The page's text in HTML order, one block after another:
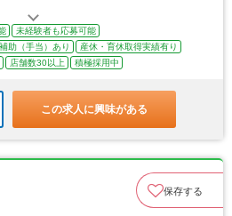
未経験者も応募可能
助（手当）あり
産休・育休取得実績有り
店舗数30以上 積極採用中
この求人に興味がある
保存する